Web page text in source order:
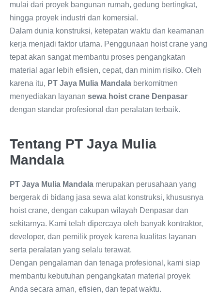
mulai dari proyek bangunan rumah, gedung bertingkat,
hingga proyek industri dan komersial.
Dalam dunia konstruksi, ketepatan waktu dan keamanan
kerja menjadi faktor utama. Penggunaan hoist crane yang
tepat akan sangat membantu proses pengangkatan
material agar lebih efisien, cepat, dan minim risiko. Oleh
karena itu, PT Jaya Mulia Mandala berkomitmen
menyediakan layanan sewa hoist crane Denpasar
dengan standar profesional dan peralatan terbaik.
Tentang PT Jaya Mulia
Mandala
PT Jaya Mulia Mandala merupakan perusahaan yang
bergerak di bidang jasa sewa alat konstruksi, khususnya
hoist crane, dengan cakupan wilayah Denpasar dan
sekitarnya. Kami telah dipercaya oleh banyak kontraktor,
developer, dan pemilik proyek karena kualitas layanan
serta peralatan yang selalu terawat.
Dengan pengalaman dan tenaga profesional, kami siap
membantu kebutuhan pengangkatan material proyek
Anda secara aman, efisien, dan tepat waktu.